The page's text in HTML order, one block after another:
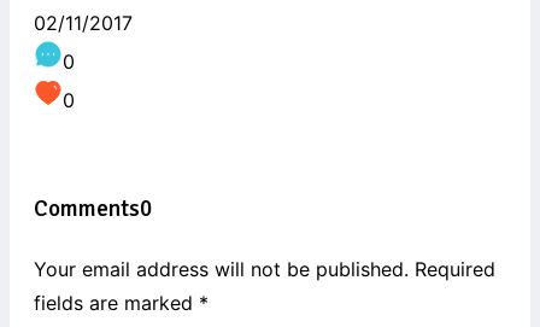
02/11/2017
0
0
Comments0
Your email address will not be published. Required
fields are marked *